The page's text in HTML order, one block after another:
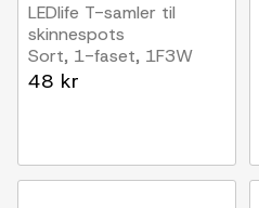
LEDlife T-samler til
skinnespots
Sort, 1-faset, 1F3W
48 kr